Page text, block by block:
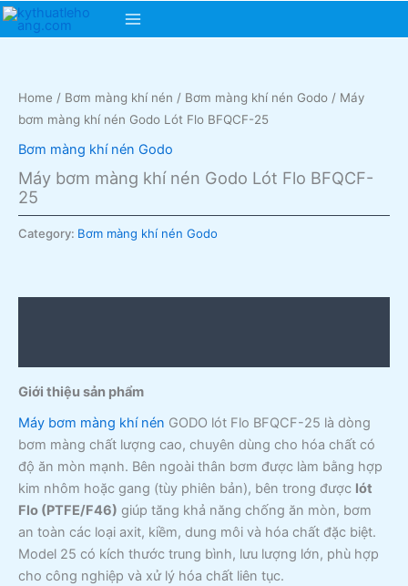
Skip
Main
Home / Bơm màng khí nén / Bơm màng khí nén Godo / Máy
bơm màng khí nén Godo Lót Flo BFQCF-25
Bơm màng khí nén Godo
Máy bơm màng khí nén Godo Lót Flo BFQCF-
25
Category: Bơm màng khí nén Godo
Giới thiệu sản phẩm
Máy bơm màng khí nén GODO lót Flo BFQCF-25 là dòng
bơm màng chất lượng cao, chuyên dùng cho hóa chất có
độ ăn mòn mạnh. Bên ngoài thân bơm được làm bằng hợp
kim nhôm hoặc gang (tùy phiên bản), bên trong được lót
Flo (PTFE/F46) giúp tăng khả năng chống ăn mòn, bơm
an toàn các loại axit, kiềm, dung môi và hóa chất đặc biệt.
Model 25 có kích thước trung bình, lưu lượng lớn, phù hợp
cho công nghiệp và xử lý hóa chất liên tục.